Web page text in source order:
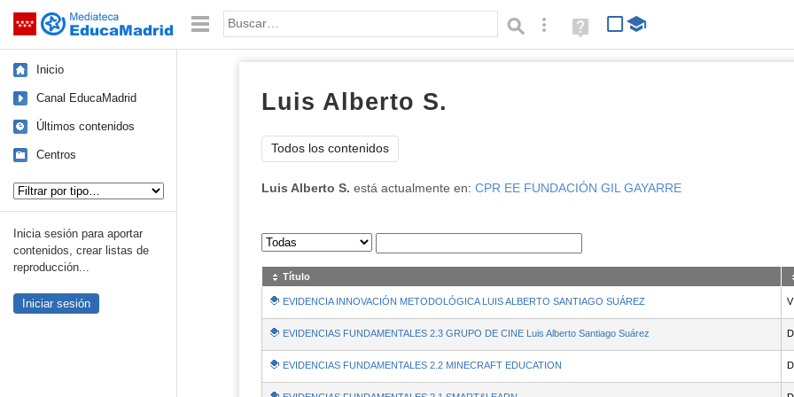
Saltar navegación Palabra o frase: Búsqueda avanzada
Ayuda
(en
Inicio
Canal EducaMadrid
Últimos contenidos
Centros
Inicia sesión para aportar
contenidos, crear listas de
reproducción...
Iniciar sesión
Luis Alberto S.
Todos los contenidos
Luis Alberto S. está actualmente en: CPR EE FUNDACIÓN GIL GAYARRE
Sus archivos
Título
EVIDENCIA INNOVACIÓN METODOLÓGICA LUIS ALBERTO SANTIAGO SUÁREZ
EVIDENCIAS FUNDAMENTALES 2.3 GRUPO DE CINE Luis Alberto Santiago Suárez
EVIDENCIAS FUNDAMENTALES 2.2 MINECRAFT EDUCATION